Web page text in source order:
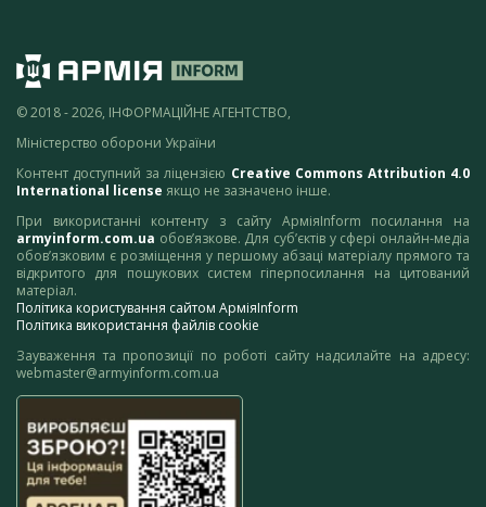
© 2018 - 2026, ІНФОРМАЦІЙНЕ АГЕНТСТВО,
Міністерство оборони України
Контент доступний за ліцензією Creative Commons Attribution 4.0
International license якщо не зазначено інше.
При використанні контенту з сайту АрміяInform посилання на
armyinform.com.ua обов’язкове. Для суб’єктів у сфері онлайн-медіа
обов’язковим є розміщення у першому абзаці матеріалу прямого та
відкритого для пошукових систем гіперпосилання на цитований
матеріал.
Політика користування сайтом АрміяInform
Політика використання файлів cookie
Зауваження та пропозиції по роботі сайту надсилайте на адресу:
webmaster@armyinform.com.ua